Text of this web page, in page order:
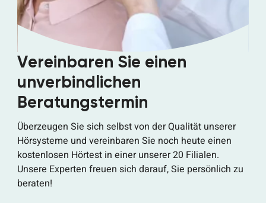
Vereinbaren Sie einen
unverbindlichen
Beratungstermin
Überzeugen Sie sich selbst von der Qualität unserer
Hörsysteme und vereinbaren Sie noch heute einen
kostenlosen Hörtest in einer unserer 20 Filialen.
Unsere Experten freuen sich darauf, Sie persönlich zu
beraten!